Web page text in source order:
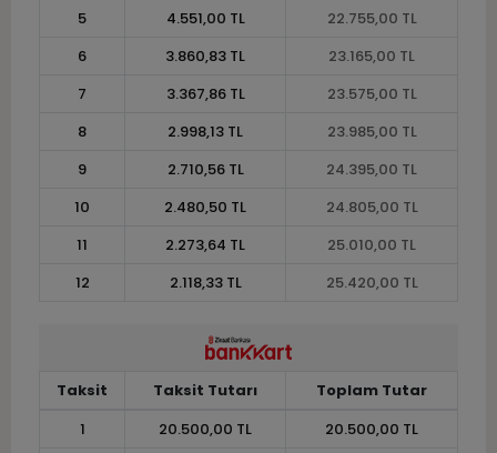
5
4.551,00 TL
22.755,00 TL
6
3.860,83 TL
23.165,00 TL
7
3.367,86 TL
23.575,00 TL
8
2.998,13 TL
23.985,00 TL
9
2.710,56 TL
24.395,00 TL
10
2.480,50 TL
24.805,00 TL
11
2.273,64 TL
25.010,00 TL
12
2.118,33 TL 25.420,00 TL
Taksit Taksit Tutarı
Toplam Tutar
1
20.500,00 TL
20.500,00 TL